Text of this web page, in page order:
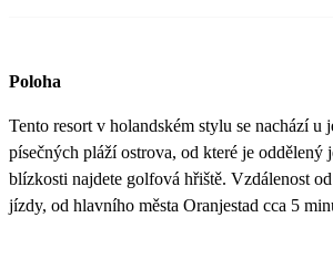
Poloha
Tento resort v holandském stylu se nachází u
písečných pláží ostrova, od které je
blízkosti najdete golfová hřiště. Vzdálenost
jízdy, od hlavního města Oranjestad cca 5